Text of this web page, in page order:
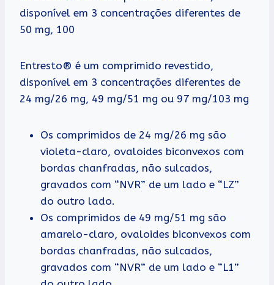
disponível em 3 concentrações diferentes de
50 mg, 100
Entresto® é um comprimido revestido,
disponível em 3 concentrações diferentes de
24 mg/26 mg, 49 mg/51 mg ou 97 mg/103 mg
Os comprimidos de 24 mg/26 mg são
violeta-claro, ovaloides biconvexos com
bordas chanfradas, não sulcados,
gravados com “NVR” de um lado e “LZ”
do outro lado.
Os comprimidos de 49 mg/51 mg são
amarelo-claro, ovaloides biconvexos com
bordas chanfradas, não sulcados,
gravados com “NVR” de um lado e “L1”